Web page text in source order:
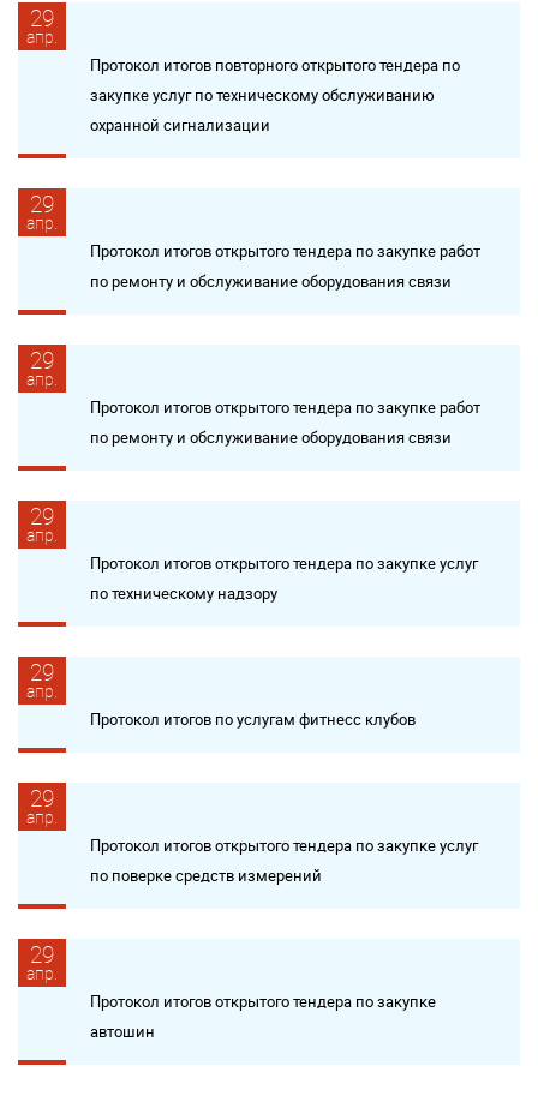
29
апр.
Протокол итогов повторного открытого тендера по
закупке услуг по техническому обслуживанию
охранной сигнализации
29
апр.
Протокол итогов открытого тендера по закупке работ
по ремонту и обслуживание оборудования связи
29
апр.
Протокол итогов открытого тендера по закупке работ
по ремонту и обслуживание оборудования связи
29
апр.
Протокол итогов открытого тендера по закупке услуг
по техническому надзору
29
апр.
Протокол итогов по услугам фитнесс клубов
29
апр.
Протокол итогов открытого тендера по закупке услуг
по поверке средств измерений
29
апр.
Протокол итогов открытого тендера по закупке
автошин